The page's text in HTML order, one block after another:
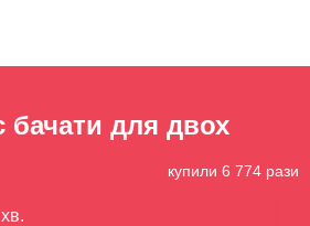
бачати для двох
купили 6 774 рази